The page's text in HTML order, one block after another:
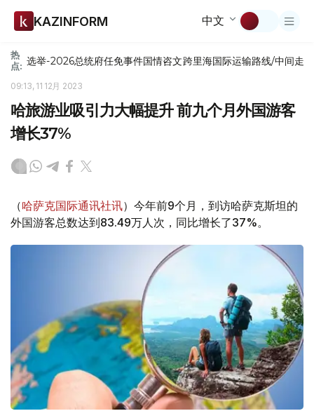
KAZINFORM 中文
热
点: 选举-2026总统府任免事件国情咨文跨里海国际运输路线/中间走廊
09:13, 11 12月 2023
哈旅游业吸引力大幅提升 前九个月外国游客
增长37%
（哈萨克国际通讯社讯）今年前9个月，到访哈萨克斯坦的
外国游客总数达到83.49万人次，同比增长了37%。